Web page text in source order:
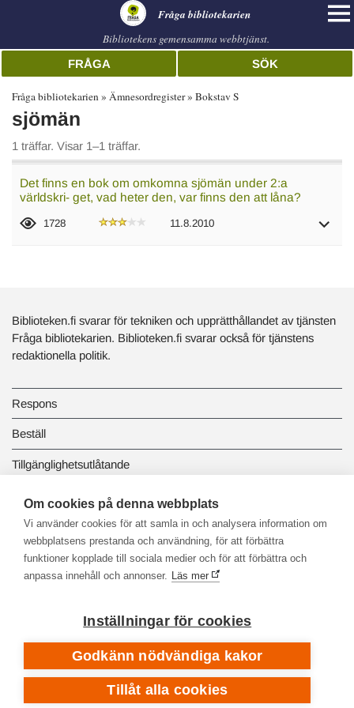
Fråga bibliotekarien
Bibliotekens gemensamma webbtjänst.
FRÅGA SÖK
Fråga bibliotekarien Ämnesordregister Bokstav S
sjömän
1 träffar. Visar 1–1 träffar.
Det finns en bok om omkomna sjömän under 2:a
världskri- get, vad heter den, var finns den att låna?
1728 11.8.2010
Biblioteken.fi svarar för tekniken och upprätthållandet av tjänsten
Fråga bibliotekarien. Biblioteken.fi svarar också för tjänstens
redaktionella politik.
Respons
Beställ
Tillgänglighetsutlåtande
Dataskydd och registerbeskrivningar
Länkbiblioteket
Om cookies på denna webbplats
Vi använder cookies för att samla in och analysera information om
webbplatsens prestanda och användning, för att förbättra
funktioner kopplade till sociala medier och för att förbättra och
anpassa innehåll och annonser. Läs mer
Inställningar för cookies
Godkänn nödvändiga kakor
Tillåt alla cookies